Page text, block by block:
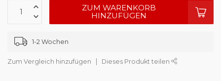
ZUM WARENKORB
HINZUFÜGEN
1-2 Wochen
Zum Vergleich hinzufügen Dieses Produkt teilen